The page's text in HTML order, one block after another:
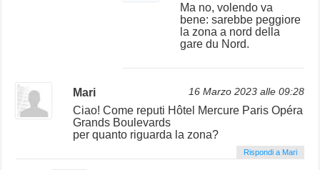
Ma no, volendo va
bene: sarebbe peggiore
la zona a nord della
gare du Nord.
Mari 16 Marzo 2023 alle 09:28
Ciao! Come reputi Hôtel Mercure Paris Opéra
Grands Boulevards
per quanto riguarda la zona?
Rispondi a Mari